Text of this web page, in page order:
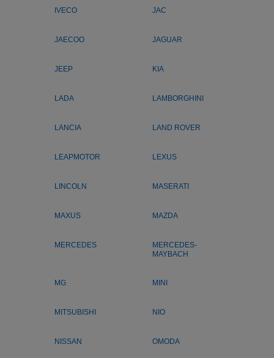
IVECO JAC
JAECOO JAGUAR
JEEP KIA
LADA LAMBORGHINI
LANCIA LAND ROVER
LEAPMOTOR LEXUS
LINCOLN MASERATI
MAXUS MAZDA
MERCEDES
MERCEDES-
MAYBACH
MG MINI
MITSUBISHI NIO
NISSAN OMODA